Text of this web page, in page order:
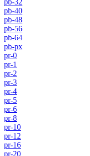
pb-40
pb-48
pb-56
pb-64
pb-px
pr-0
pr-1
pr-2
pr-3
pr-4
pr-5
pr-6
pr-8
pr-10
pr-12
pr-16
pr-20